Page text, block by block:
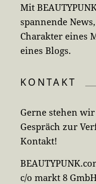
Mit
spannende
Charakter eines
eines Blogs.
KONTAKT
Gerne stehen
Gespräch zur
Kontakt!
c/o markt 8